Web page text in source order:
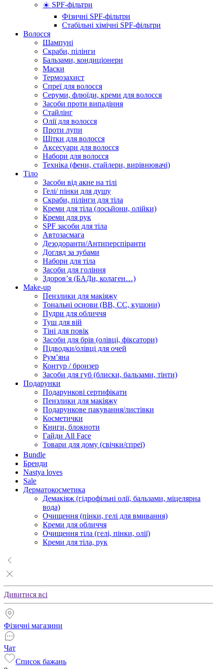
☀️ SPF-фільтри
Фізичні SPF-фільтри
Стабільні хімічні SPF-фільтри
Волосся
Шампуні
Скраби, пілінги
Бальзами, кондиціонери
Маски
Термозахист
Спреї для волосся
Серуми, флюїди, креми для волосся
Засоби проти випадіння
Стайлінг
Олії для волосся
Проти лупи
Щітки для волосся
Аксесуари для волосся
Набори для волосся
Техніка (фени, стайлери, вирівнювачі)
Тіло
Засоби від акне на тілі
Гелі/ пінки для душу
Скраби, пілінги для тіла
Креми для тіла (лосьйони, олійки)
Креми для рук
SPF засоби для тіла
Автозасмага
Дезодоранти/Антиперспіранти
Догляд за зубами
Набори для тіла
Засоби для гоління
Здоровʼя (БАДи, колаген…)
Make-up
Пензлики для макіяжу
Тональні основи (BB, CC, кушони)
Пудри для обличчя
Туш для вій
Тіні для повік
Засоби для брів (олівці, фіксатори)
Підводки/олівці для очей
Румʼяна
Контур / бронзер
Засоби для губ (блиски, бальзами, тінти)
Подарунки
Подарункові сертифікати
Пензлики для макіяжу
Подарункове пакування/листівки
Косметички
Книги, блокноти
Гайди All Face
Товари для дому (свічки/спреї)
Bundle
Бренди
Nastya loves
Sale
Дерматокосметика
Демакіяж (гідрофільні олії, бальзами, міцелярна
вода)
Очищення (пінки, гелі для вмивання)
Креми для обличчя
Очищення тіла (гелі, пінки, олії)
Креми для тіла, рук
Дивитися всі
Фізичні магазини
Чат
Список бажань